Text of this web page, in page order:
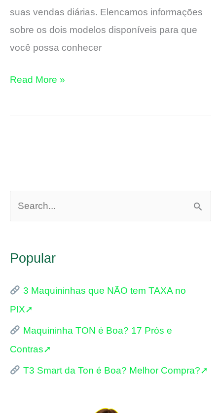
suas vendas diárias. Elencamos informações
sobre os dois modelos disponíveis para que
você possa conhecer
Maquininha
é
Read More »
e
q
i
s
a
r
p
Popular
3 Maquininhas que NÃO tem TAXA no
PIX➚
Maquininha TON é Boa? 17 Prós e
Contras➚
T3 Smart da Ton é Boa? Melhor Compra?➚